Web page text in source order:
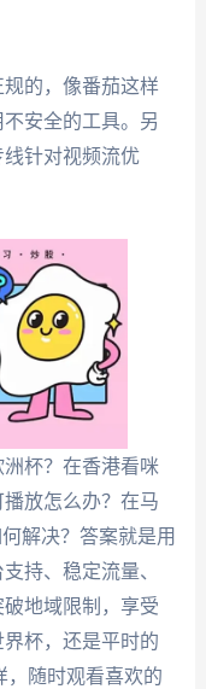
的，像番茄这样
安全的工具。另
针对视频流优
杯？在香港看咪
放怎么办？在马
解决？答案就是用
持、稳定流量、
地域限制，享受
杯，还是平时的
，随时观看喜欢的